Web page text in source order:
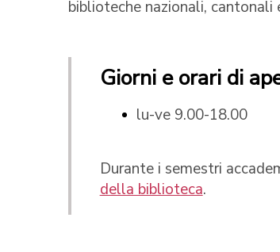
biblioteche nazionali, cantonali
Giorni e orari di
lu-ve 9.00-18.00
Durante i semestri
della biblioteca.